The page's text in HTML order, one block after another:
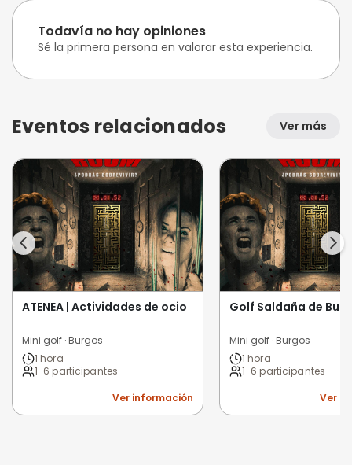
Todavía no hay opiniones
Sé la primera persona en valorar esta experiencia.
Eventos relacionados Ver más
ATENEA | Actividades de ocio
Mini golf · Burgos
1 hora
1-6 participantes
Ver información
Golf Saldaña de
Mini golf · Burgos
1 hora
1-6 participantes
Ver